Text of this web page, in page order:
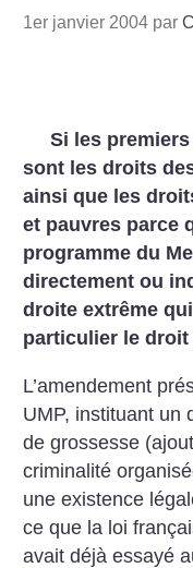
1er janvier 2004 par
Si les
sont les droits
ainsi que les
et pauvres parce
programme du
directement ou
droite extrême
particulier le droit
L’amendement
UMP, instituant un
de grossesse
criminalité
une existence
ce que la loi
avait déjà essayé